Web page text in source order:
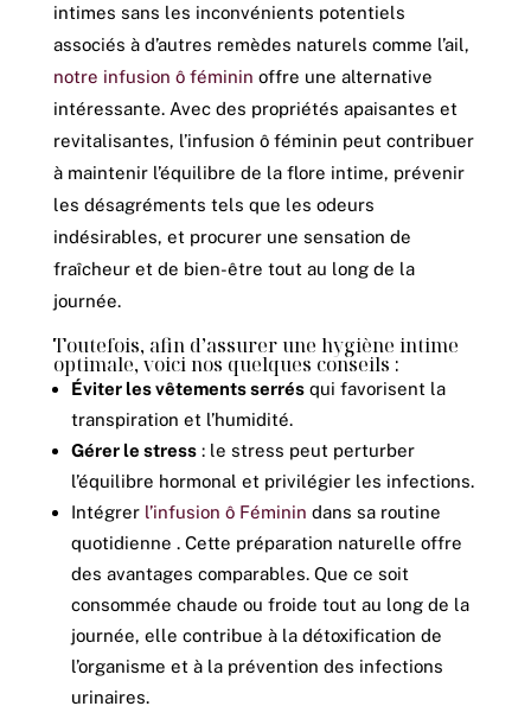
intimes sans les inconvénients potentiels
associés à d’autres remèdes naturels comme l’ail,
notre infusion ô féminin offre une alternative
intéressante. Avec des propriétés apaisantes et
revitalisantes, l’infusion ô féminin peut contribuer
à maintenir l’équilibre de la flore intime, prévenir
les désagréments tels que les odeurs
indésirables, et procurer une sensation de
fraîcheur et de bien-être tout au long de la
journée.
Toutefois, afin d’assurer une hygiène intime
optimale, voici nos quelques conseils :
Éviter les vêtements serrésqui favorisent la
transpiration et l’humidité.
Gérer le stress: le stress peut perturber
l’équilibre hormonal et privilégier les infections.
Intégrerl’infusion ô Féminin dans sa routine
quotidienne . Cette préparation naturelle offre
des avantages comparables. Que ce soit
consommée chaude ou froide tout au long de la
journée, elle contribue à la détoxification de
l’organisme et à la prévention des infections
urinaires.